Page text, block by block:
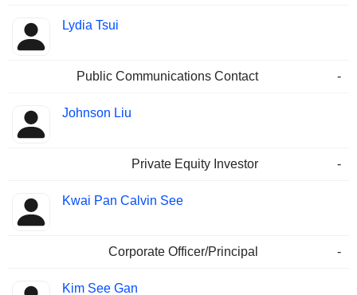
Lydia Tsui
Public Communications Contact -
Johnson Liu
Private Equity Investor -
Kwai Pan Calvin See
Corporate Officer/Principal -
Kim See Gan